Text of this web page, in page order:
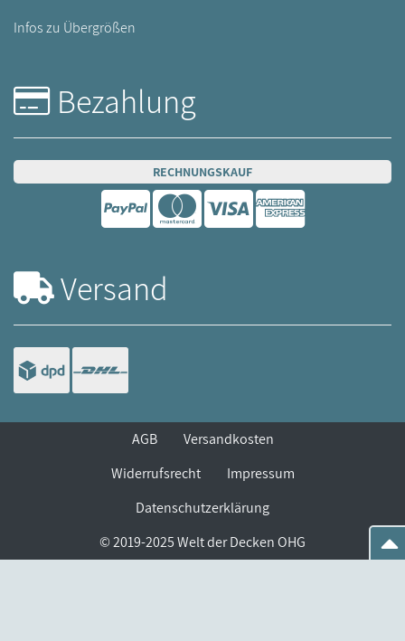
Infos zu Übergrößen
Bezahlung
RECHNUNGSKAUF
Versand
AGB
Versandkosten
Widerrufsrecht
Impressum
Datenschutzerklärung
© 2019-2025 Welt der Decken OHG